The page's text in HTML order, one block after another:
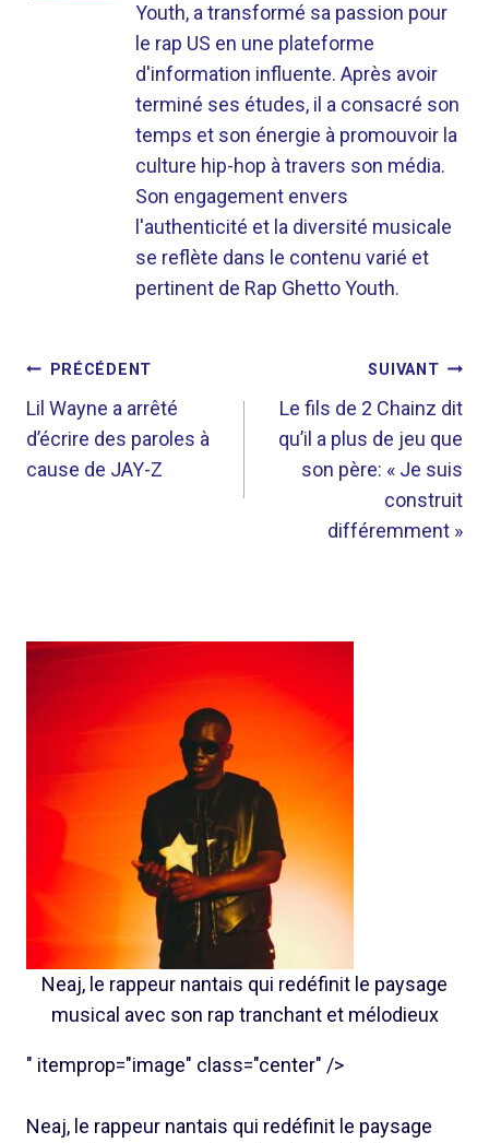
Youth, a transformé sa passion pour
le rap US en une plateforme
d'information influente. Après avoir
terminé ses études, il a consacré son
temps et son énergie à promouvoir la
culture hip-hop à travers son média.
Son engagement envers
l'authenticité et la diversité musicale
se reflète dans le contenu varié et
pertinent de Rap Ghetto Youth.
NAVIGATION
DE
L’ARTICLE
PRÉCÉDENT
Lil Wayne a arrêté
d’écrire des paroles à
cause de JAY-Z
SUIVANT
Le fils de 2 Chainz dit
qu’il a plus de jeu que
son père: « Je suis
construit
différemment »
Neaj, le rappeur nantais qui redéfinit le paysage
musical avec son rap tranchant et mélodieux
" itemprop="image" class="center" />
Neaj, le rappeur nantais qui redéfinit le paysage